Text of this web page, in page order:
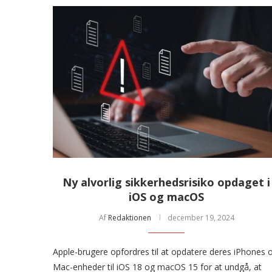
Ny alvorlig sikkerhedsrisiko opdaget i
iOS og macOS
Af Redaktionen december 19, 2024
Apple-brugere opfordres til at opdatere deres iPhones
Mac-enheder til iOS 18 og macOS 15 for at undgå, at